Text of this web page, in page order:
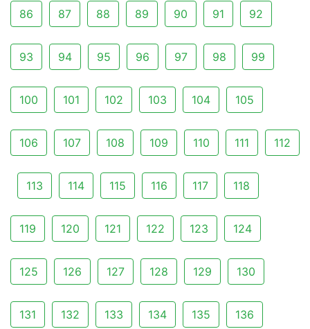
86 87 88 89 90 91 92
93 94 95 96 97 98 99
100 101 102 103 104 105
106 107 108 109 110 111 112
113 114 115 116 117 118
119 120 121 122 123 124
125 126 127 128 129 130
131 132 133 134 135 136